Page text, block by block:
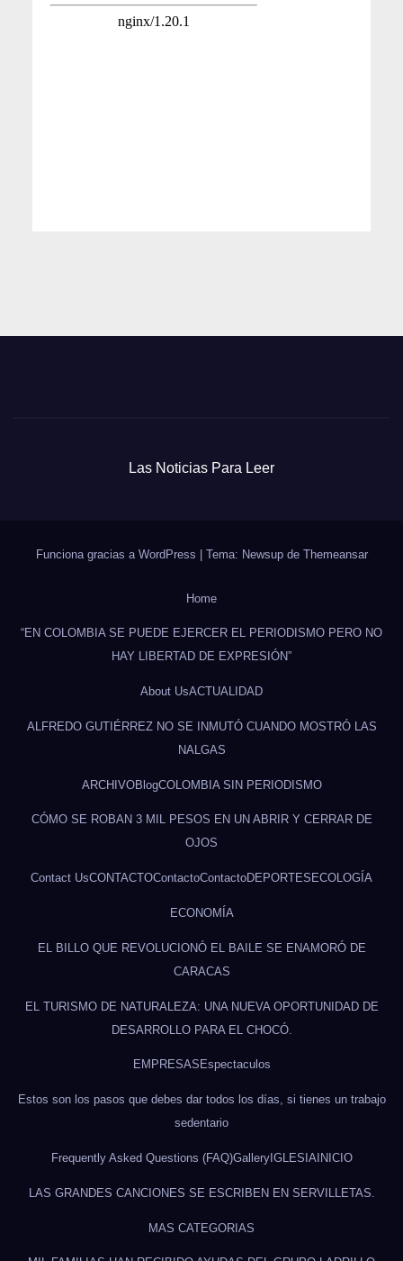
Las Noticias Para Leer
Funciona gracias a WordPress Tema: Newsup de Themeansar
Home
“EN COLOMBIA SE PUEDE EJERCER EL PERIODISMO PERO NO
HAY LIBERTAD DE EXPRESIÓN”
About UsACTUALIDAD
ALFREDO GUTIÉRREZ NO SE INMUTÓ CUANDO MOSTRÓ LAS
NALGAS
ARCHIVOBlogCOLOMBIA SIN PERIODISMO
CÓMO SE ROBAN 3 MIL PESOS EN UN ABRIR Y CERRAR DE
OJOS
Contact UsCONTACTOContactoContactoDEPORTES ECOLOGÍA
ECONOMÍA
EL BILLO QUE REVOLUCIONÓ EL BAILE SE ENAMORÓ DE
CARACAS
EL TURISMO DE NATURALEZA: UNA NUEVA OPORTUNIDAD DE
DESARROLLO PARA EL CHOCÓ.
EMPRESAS Espectaculos
Estos son los pasos que debes dar todos los días, si tienes un trabajo
sedentario
Frequently Asked Questions (FAQ)GalleryIGLESIA INICIO
LAS GRANDES CANCIONES SE ESCRIBEN EN SERVILLETAS.
MAS CATEGORIAS